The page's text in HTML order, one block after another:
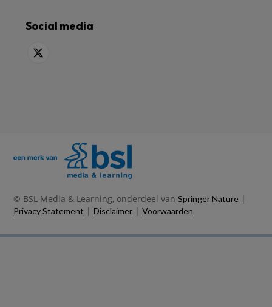
Social media
© BSL Media & Learning, onderdeel van Springer Nature |
Privacy Statement | Disclaimer | Voorwaarden